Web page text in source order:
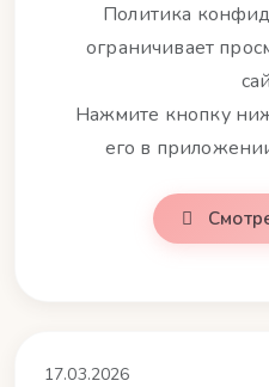
Политика
ограничивает
Нажмите кнопку
его в
17.03.2026